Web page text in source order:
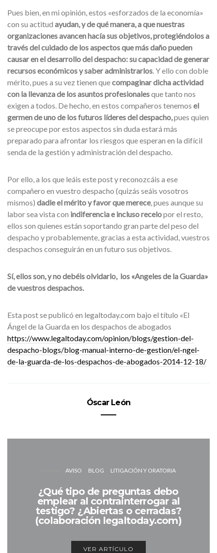
Pues bien, en mi opinión, estos «esforzados de la economía»
con su actitud ayudan, y de qué manera, a que nuestras
organizaciones avancen hacía sus objetivos, protegiéndolos a
través del cuidado de los aspectos que más daño pueden
causar en el desarrollo del despacho: su capacidad de generar
recursos económicos y saber administrarlos. Y ello con doble
mérito, pues a su vez tienen quecompaginar dicha actividad
con la llevanza de los asuntos profesionalesque tanto nos
exigen a todos. De hecho, en estos compañeros tenemos el
germen de uno de los futuros líderes del despacho,pues quien
se preocupe por estos aspectos sin duda estará más
preparado para afrontar los riesgos que esperan en la difícil
senda de la gestión y administración del despacho.
Por ello, a los que leáis este post y reconozcáis a ese
compañero en vuestro despacho (quizás seáis vosotros
mismos) dadle el mérito y favor que merece, pues aunque su
labor sea vista con indiferencia e incluso recelopor el resto,
ellos son quienes están soportando gran parte del peso del
despacho y probablemente, gracias a esta actividad, vuestros
despachos conseguirán en un futuro sus objetivos.
Sí, ellos son, y no debéis olvidarlo, los «Angeles de la Guarda»
de vuestros despachos.
Esta post se publicó en legaltoday.com bajo el título «El
Ángel de la Guarda en los despachos de abogados
https://www.legaltoday.com/opinion/blogs/gestion-del-
despacho-blogs/blog-manual-interno-de-gestion/el-ngel-
de-la-guarda-de-los-despachos-de-abogados-2014-12-18/
Óscar León
AVISO BLOG LITIGACIÓN Y ORATORIA
¿Qué tipo de preguntas debo
emplear al contrainterrogar al
testigo? ¿Abiertas o cerradas?
(colaboración legaltoday.com)
VER ARTÍCULO